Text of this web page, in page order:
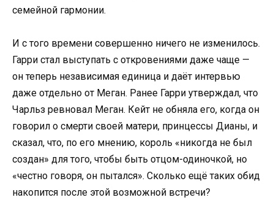
семейной гармонии.
И с того времени совершенно ничего не изменилось.
Гарри стал выступать с откровениями даже чаще —
он теперь независимая единица и даёт интервью
даже отдельно от Меган. Ранее Гарри утверждал, что
Чарльз ревновал Меган. Кейт не обняла его, когда он
говорил о смерти своей матери, принцессы Дианы, и
сказал, что, по его мнению, король «никогда не был
создан» для того, чтобы быть отцом-одиночкой, но
«честно говоря, он пытался». Сколько ещё таких обид
накопится после этой возможной встречи?